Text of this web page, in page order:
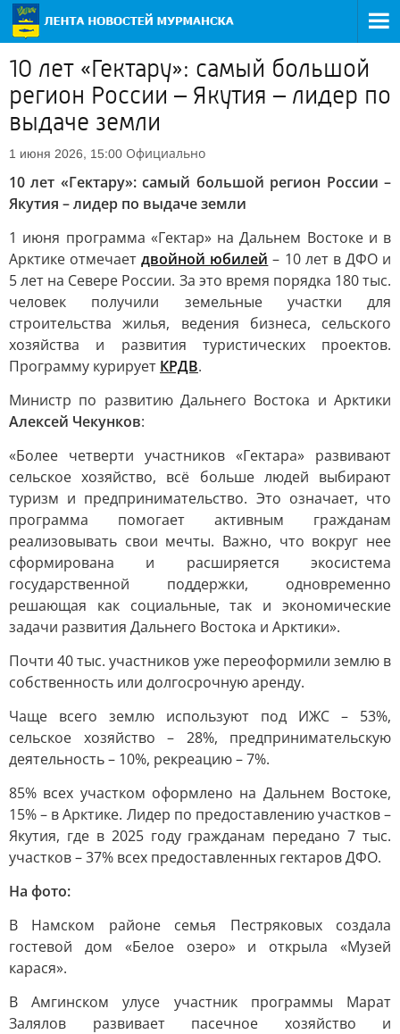
10 лет «Гектару»: самый большой
регион России – Якутия – лидер по
выдаче земли
1 июня 2026, 15:00 Официально
10 лет «Гектару»: самый большой регион России –
Якутия – лидер по выдаче земли
1 июня программа «Гектар» на Дальнем Востоке и в
Арктике отмечаетдвойной юбилей – 10 лет в ДФО и
5 лет на Севере России. За это время порядка 180 тыс.
человек получили земельные участки для
строительства жилья, ведения бизнеса, сельского
хозяйства и развития туристических проектов.
Программу курирует КРДВ.
Министр по развитию Дальнего Востока и Арктики
Алексей Чекунков:
«Более четверти участников «Гектара» развивают
сельское хозяйство, всё больше людей выбирают
туризм и предпринимательство. Это означает, что
программа помогает активным гражданам
реализовывать свои мечты. Важно, что вокруг нее
сформирована и расширяется экосистема
государственной поддержки, одновременно
решающая как социальные, так и экономические
задачи развития Дальнего Востока и Арктики».
Почти 40 тыс. участников уже переоформили землю в
собственность или долгосрочную аренду.
Чаще всего землю используют под ИЖС – 53%,
сельское хозяйство – 28%, предпринимательскую
деятельность – 10%, рекреацию – 7%.
85% всех участком оформлено на Дальнем Востоке,
15% – в Арктике. Лидер по предоставлению участков –
Якутия, где в 2025 году гражданам передано 7 тыс.
участков – 37% всех предоставленных гектаров ДФО.
На фото:
В Намском районе семья Пестряковых создала
гостевой дом «Белое озеро» и открыла «Музей
карася».
В Амгинском улусе участник программы Марат
Залялов развивает пасечное хозяйство и